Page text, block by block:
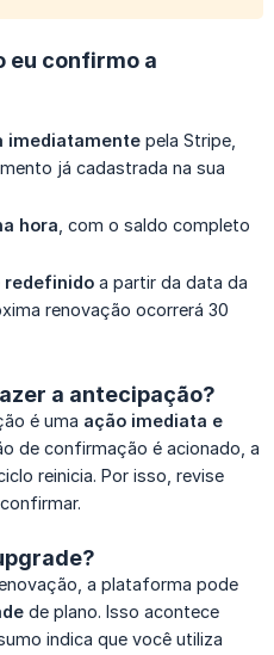
eu confirmo a
imediatamente pela Stripe,
já cadastrada na sua
hora , com o saldo completo
redefinido a partir da data da
renovação ocorrerá 30
a antecipação?
é uma ação imediata e
de confirmação é acionado, a
reinicia. Por isso, revise
a plataforma pode
de plano. Isso acontece
indica que você utiliza